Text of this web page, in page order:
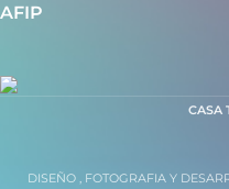
AFIP
CASA
DISEÑO , FOTOGRAFIA Y